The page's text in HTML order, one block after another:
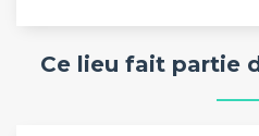
Ce lieu fait partie